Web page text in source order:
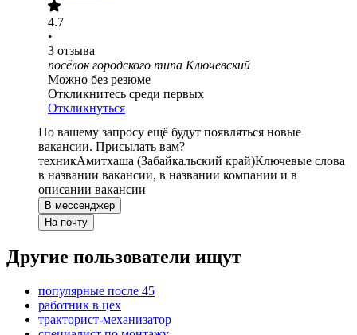
4.7
•
3 отзыва
посёлок городского типа Ключевский
Можно без резюме
Откликнитесь среди первых
Откликнуться
По вашему запросу ещё будут появляться новые
вакансии. Присылать вам?
техникАмитхаша (Забайкальский край)Ключевые слова
в названии вакансии, в названии компании и в
описании вакансии
В мессенджер
На почту
Другие пользователи ищут
популярные после 45
работник в цех
тракторист-механизатор